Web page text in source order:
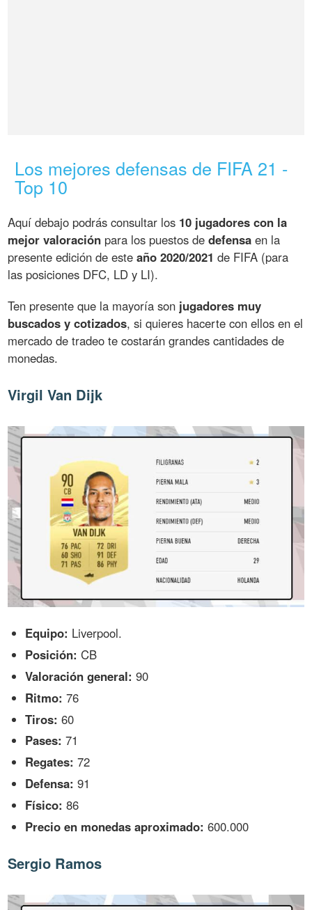
Los mejores defensas de FIFA 21 -
Top 10
Aquí debajo podrás consultar los 10 jugadores con la
mejor valoración para los puestos dedefensa en la
presente edición de esteaño 2020/2021 de FIFA (para
las posiciones DFC, LD y LI).
Ten presente que la mayoría son jugadores muy
buscados y cotizados, si quieres hacerte con ellos en el
mercado de tradeo te costarán grandes cantidades de
monedas.
Virgil Van Dijk
Equipo: Liverpool.
Posición: CB
Valoración general: 90
Ritmo: 76
Tiros: 60
Pases: 71
Regates: 72
Defensa: 91
Físico: 86
Precio en monedas aproximado: 600.000
Sergio Ramos